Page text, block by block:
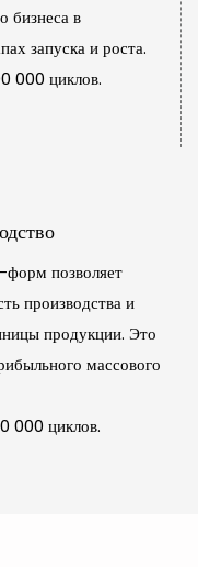
бизнеса в
запуска и роста.
000 циклов.
форм позволяет
производства и
продукции. Это
массового
000 циклов.